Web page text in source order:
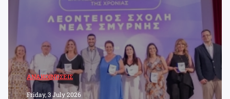
ΑΝΑΚΟΙΝΏΣΕΙΣ
Friday, 3 July 2026